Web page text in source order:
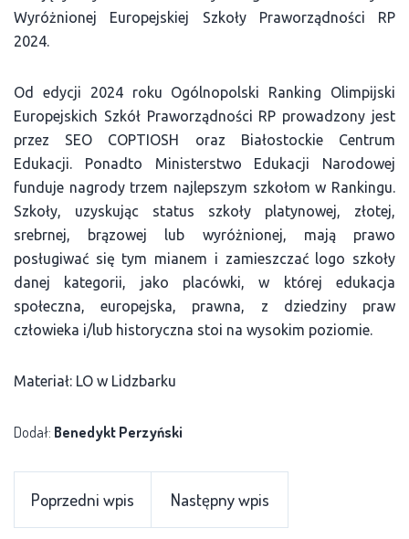
Wyróżnionej Europejskiej Szkoły Praworządności RP
2024.
Od edycji 2024 roku Ogólnopolski Ranking Olimpijski
Europejskich Szkół Praworządności RP prowadzony jest
przez SEO COPTIOSH oraz Białostockie Centrum
Edukacji. Ponadto Ministerstwo Edukacji Narodowej
funduje nagrody trzem najlepszym szkołom w Rankingu.
Szkoły, uzyskując status szkoły platynowej, złotej,
srebrnej, brązowej lub wyróżnionej, mają prawo
posługiwać się tym mianem i zamieszczać logo szkoły
danej kategorii, jako placówki, w której edukacja
społeczna, europejska, prawna, z dziedziny praw
człowieka i/lub historyczna stoi na wysokim poziomie.
Materiał: LO w Lidzbarku
Dodał: Benedykt Perzyński
Poprzedni wpis Następny wpis